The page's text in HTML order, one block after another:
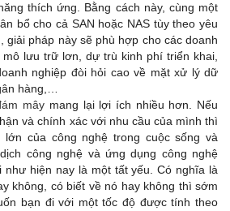
thích ứng. Bằng cách này, cùng một
bổ cho cả SAN hoặc NAS tùy theo yêu
giải pháp này sẽ phù hợp cho các doanh
lưu trữ lơn, dự trù kinh phí triển khai,
nghiệp đòi hỏi cao về mặt xử lý dữ
hàng,…
mây mang lại lợi ích nhiều hơn. Nếu
và chính xác với nhu cầu của mình thì
của công nghệ trong cuộc sống và
công nghệ và ứng dụng công nghệ
như hiện nay là một tất yếu. Có nghĩa là
không, có biết về nó hay không thì sớm
bạn đi với một tốc độ được tính theo